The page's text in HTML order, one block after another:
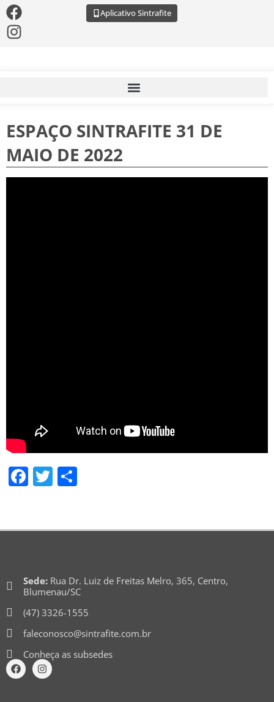
Aplicativo Sintrafite
ESPAÇO SINTRAFITE 31 DE
MAIO DE 2022
Facebook
Twitter
Sede:Rua Dr. Luiz de Freitas Melro, 365, Centro,
Blumenau/SC
(47) 3326-1555
faleconosco@sintrafite.com.br
Conheça as subsedes